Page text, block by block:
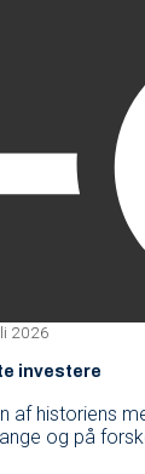
2026
investere
af historiens
og på